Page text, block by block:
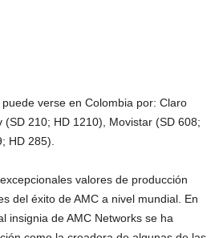
puede verse en Colombia por: Claro
(SD 210; HD 1210), Movistar (SD 608;
HD 285).
valores de producción
del éxito de AMC a nivel mundial. En
insignia de AMC Networks se ha